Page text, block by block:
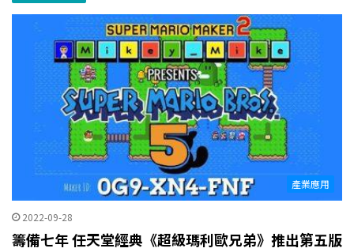
產業應用
2022-09-28
籌備七年 任天堂經典《超級瑪利歐兄弟》推出第五版